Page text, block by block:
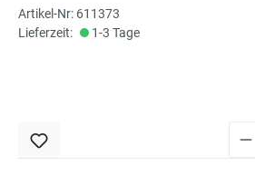
Artikel-Nr: 611373
Lieferzeit:
1-3 Tage